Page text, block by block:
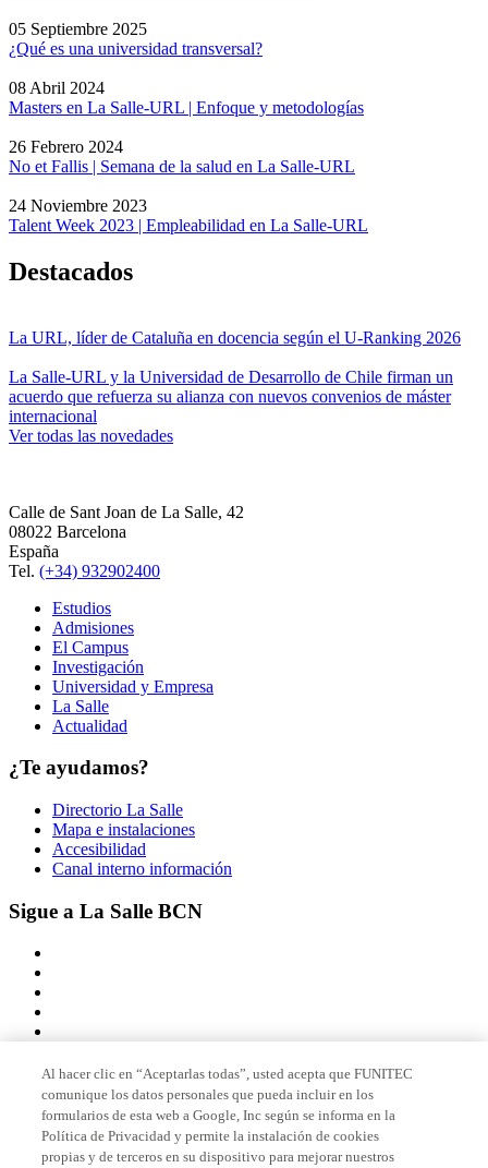
05 Septiembre 2025
¿Qué es una universidad transversal?
08 Abril 2024
Masters en La Salle-URL | Enfoque y metodologías
26 Febrero 2024
No et Fallis | Semana de la salud en La Salle-URL
24 Noviembre 2023
Talent Week 2023 | Empleabilidad en La Salle-URL
Destacados
La URL, líder de Cataluña en docencia según el U-Ranking 2026
La Salle-URL y la Universidad de Desarrollo de Chile firman un
acuerdo que refuerza su alianza con nuevos convenios de máster
internacional
Ver todas las novedades
Calle de Sant Joan de La Salle, 42
08022 Barcelona
España
Tel. (+34) 932902400
Estudios
Admisiones
El Campus
Investigación
Universidad y Empresa
La Salle
Actualidad
¿Te ayudamos?
Directorio La Salle
Mapa e instalaciones
Accesibilidad
Canal interno información
Sigue a La Salle BCN
Miembro de
Al hacer clic en “Aceptarlas todas”, usted acepta que FUNITEC
comunique los datos personales que pueda incluir en los
formularios de esta web a Google, Inc según se informa en la
Política de Privacidad y permite la instalación de cookies
propias y de terceros en su dispositivo para mejorar nuestros